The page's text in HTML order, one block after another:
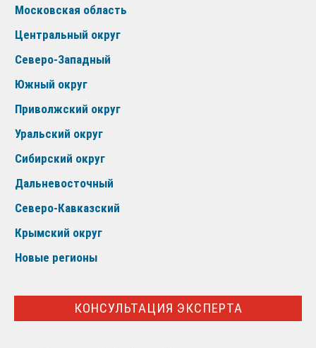
Московская область
Центральный округ
Северо-Западный
Южный округ
Приволжский округ
Уральский округ
Сибирский округ
Дальневосточный
Северо-Кавказский
Крымский округ
Новые регионы
КОНСУЛЬТАЦИЯ ЭКСПЕРТА